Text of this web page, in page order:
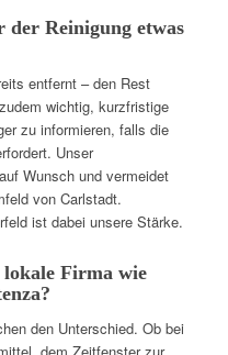
der Reinigung etwas
entfernt – den Rest
wichtig, kurzfristige
zu informieren, falls die
Unser
Wunsch und vermeidet
von Carlstadt.
ist dabei unsere Stärke.
lokale Firma wie
den Unterschied. Ob bei